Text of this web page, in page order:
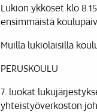
Lukion ykköset klo
ensimmäistä
Muilla lukiolaisilla
PERUSKOULU
7. luokat
yhteistyöverkoston